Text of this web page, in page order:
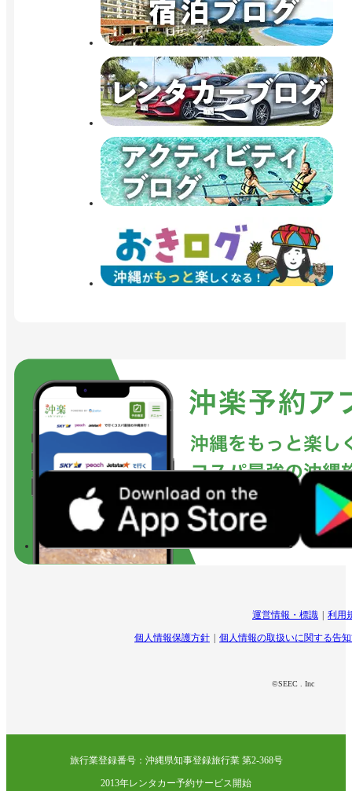
運営情報・標識 利用
個人情報保護方針 個人情報の取扱いに関する告
©SEEC . Inc
旅行業登録番号：沖縄県知事登録旅行業 第2-368号
2013年レンタカー予約サービス開始